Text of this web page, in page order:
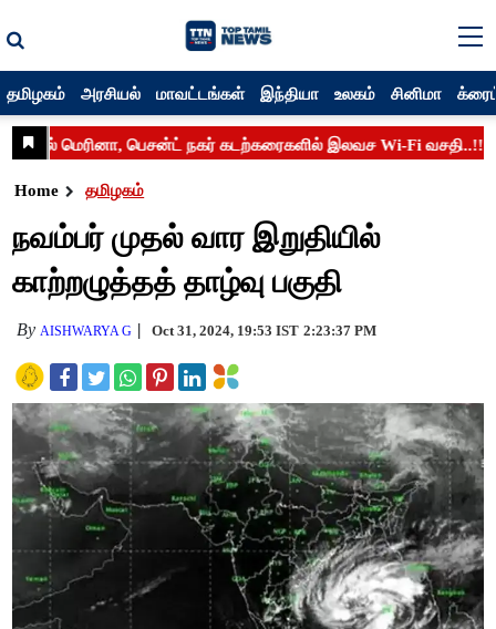
தமிழகம் அரசியல் மாவட்டங்கள் இந்தியா உலகம் சினிமா
Home தமிழகம்
நவம்பர் முதல் வார இறுதியில்
காற்றழுத்தத் தாழ்வு பகுதி
By AISHWARYA G Oct 31, 2024, 19:53 IST 2:23:37 PM